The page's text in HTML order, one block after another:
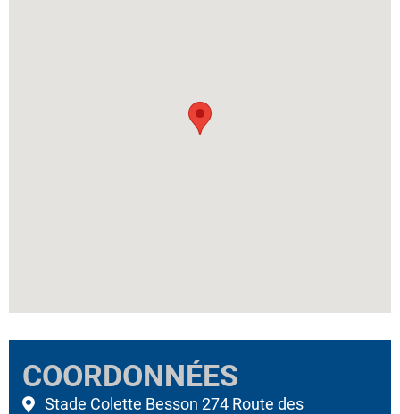
COORDONNÉES
Stade Colette Besson 274 Route des